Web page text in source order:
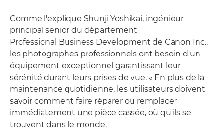
Comme l'explique Shunji Yoshikai, ingénieur
principal senior du département
Professional Business Development de Canon Inc.,
les photographes professionnels ont besoin d'un
équipement exceptionnel garantissant leur
sérénité durant leurs prises de vue. « En plus de la
maintenance quotidienne, les utilisateurs doivent
savoir comment faire réparer ou remplacer
immédiatement une pièce cassée, où qu'ils se
trouvent dans le monde.